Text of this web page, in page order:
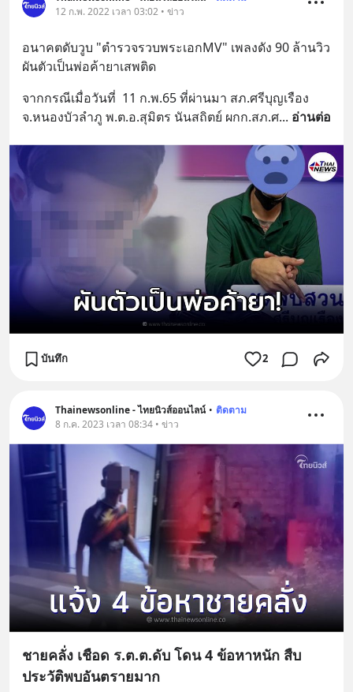
12 ก.พ. 2022 เวลา 03:02 • ข่าว
อนาคตดับวูบ "ตำรวจรวบพระเอกMV" เพลงดัง 90 ล้านวิว
ผันตัวเป็นพ่อค้ายาเสพติด
จากกรณีเมื่อวันที่  11 ก.พ.65 ที่ผ่านมา สภ.ศรีบุญเรือง
จ.หนองบัวลำภู พ.ต.อ.สุมิตร นันสถิตย์ ผกก.สภ.ศ... อ่านต่อ
บันทึก 2
Thainewsonline - ไทยนิวส์ออนไลน์ • ติดตาม
8 ก.ค. 2023 เวลา 08:34 • ข่าว
ชายคลั่ง เชือด ร.ต.ต.ดับ โดน 4 ข้อหาหนัก สืบ
ประวัติพบอันตรายมาก